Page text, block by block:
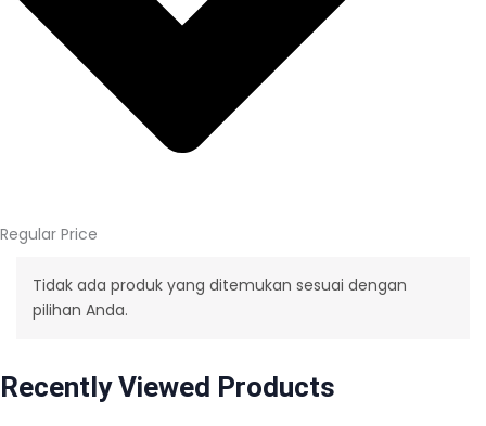
Regular Price
Tidak ada produk yang ditemukan sesuai dengan
pilihan Anda.
Recently Viewed Products